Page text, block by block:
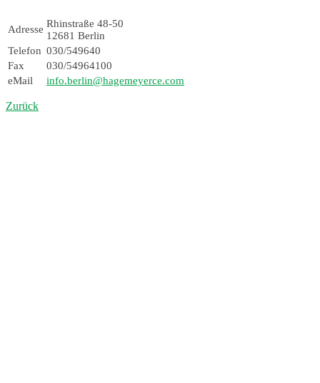
Adresse Rhinstraße 48-50
12681 Berlin
Telefon 030/549640
Fax
030/54964100
eMail
info.berlin@hagemeyerce.com
Zurück